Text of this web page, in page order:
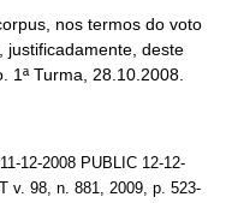
nos termos do voto
justificadamente, deste
1ª Turma, 28.10.2008.
12-2008 PUBLIC 12-12-
v. 98, n. 881, 2009, p. 523-